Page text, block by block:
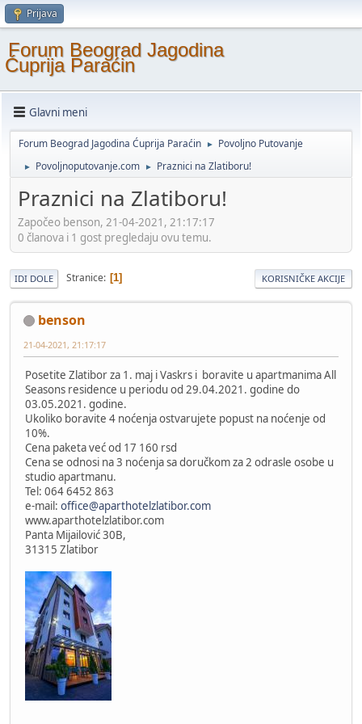
Prijava
Forum Beograd Jagodina
Ćuprija Paraćin
Glavni meni
Forum Beograd Jagodina Ćuprija Paraćin ► Povoljno Putovanje
► Povoljnoputovanje.com ► Praznici na Zlatiboru!
Praznici na Zlatiboru!
Započeo benson, 21-04-2021, 21:17:17
0 članova i 1 gost pregledaju ovu temu.
IDI DOLE Stranice 1 KORISNIČKE AKCIJE
benson
21-04-2021, 21:17:17
Posetite Zlatibor za 1. maj i Vaskrs i boravite u apartmanima All
Seasons residence u periodu od 29.04.2021. godine do
03.05.2021. godine.
Ukoliko boravite 4 noćenja ostvarujete popust na noćenje od
10%.
Cena paketa već od 17 160 rsd
Cena se odnosi na 3 noćenja sa doručkom za 2 odrasle osobe u
studio apartmanu.
Tel: 064 6452 863
e-mail: office@aparthotelzlatibor.com
www.aparthotelzlatibor.com
Panta Mijailović 30B,
31315 Zlatibor